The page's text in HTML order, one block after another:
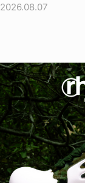
2026.08.07